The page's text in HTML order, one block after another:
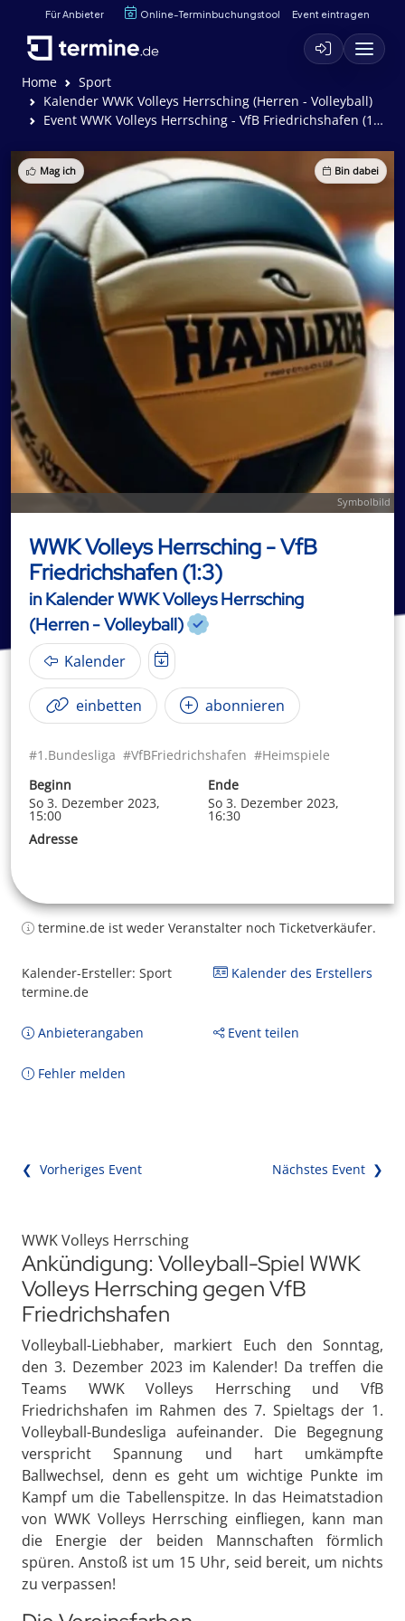
Für Anbieter Online-Terminbuchungstool Event eintragen
Home
Sport
Kalender WWK Volleys Herrsching (Herren - Volleyball)
Event WWK Volleys Herrsching - VfB Friedrichshafen (1:3)
Mag ich Bin dabei
Symbolbild
WWK Volleys Herrsching - VfB
Friedrichshafen (1:3)
in Kalender WWK Volleys Herrsching
(Herren - Volleyball)
Kalender
einbetten abonnieren
#1.Bundesliga #VfBFriedrichshafen #Heimspiele
Beginn
So 3. Dezember 2023,
15:00
Ende
So 3. Dezember 2023,
16:30
Adresse
termine.de ist weder Veranstalter noch Ticketverkäufer.
Kalender-Ersteller: Sport
termine.de
Kalender des Erstellers
Anbieterangaben Event teilen
Fehler melden
❮ Vorheriges Event Nächstes Event ❯
WWK Volleys Herrsching
Ankündigung: Volleyball-Spiel WWK
Volleys Herrsching gegen VfB
Friedrichshafen
Volleyball-Liebhaber, markiert Euch den Sonntag,
den 3. Dezember 2023 im Kalender! Da treffen die
Teams WWK Volleys Herrsching und VfB
Friedrichshafen im Rahmen des 7. Spieltags der 1.
Volleyball-Bundesliga aufeinander. Die Begegnung
verspricht Spannung und hart umkämpfte
Ballwechsel, denn es geht um wichtige Punkte im
Kampf um die Tabellenspitze. In das Heimatstadion
von WWK Volleys Herrsching einfliegen, kann man
die Energie der beiden Mannschaften förmlich
spüren. Anstoß ist um 15 Uhr, seid bereit, um nichts
zu verpassen!